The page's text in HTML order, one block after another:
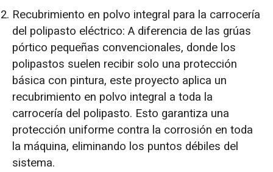
Recubrimiento en polvo integral para la carrocería
del polipasto eléctrico: A diferencia de las grúas
pórtico pequeñas convencionales, donde los
polipastos suelen recibir solo una protección
básica con pintura, este proyecto aplica un
recubrimiento en polvo integral a toda la
carrocería del polipasto. Esto garantiza una
protección uniforme contra la corrosión en toda
la máquina, eliminando los puntos débiles del
sistema.